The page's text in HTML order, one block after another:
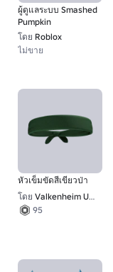
ผู้ดูแลระบบ Smashed
Pumpkin
โดย Roblox
ไม่ขาย
หัวเข็มขัดสีเขียวป่า
โดย Valkenheim UGC 2
95